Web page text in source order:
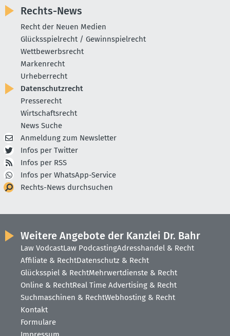
Rechts-News
Recht der Neuen Medien
Glücksspielrecht / Gewinnspielrecht
Wettbewerbsrecht
Markenrecht
Urheberrecht
Datenschutzrecht
Presserecht
Wirtschaftsrecht
News Suche
Anmeldung zum Newsletter
Infos per Twitter
Infos per RSS
Infos per WhatsApp-Service
Rechts-News durchsuchen
Weitere Angebote der Kanzlei Dr. Bahr
Law VodcastLaw PodcastingAdresshandel & Recht
Affiliate & RechtDatenschutz & Recht
Glücksspiel & RechtMehrwertdienste & Recht
Online & RechtReal Time Advertising & Recht
Suchmaschinen & RechtWebhosting & Recht
Kontakt
Formulare